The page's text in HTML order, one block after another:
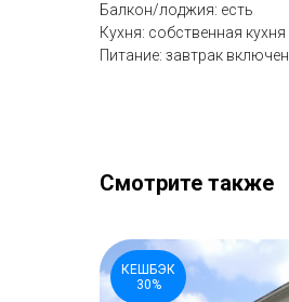
Балкон/лоджия: есть
Кухня: собственная кухня
Питание: завтрак включен
Смотрите также
КЕШБЭК
30%